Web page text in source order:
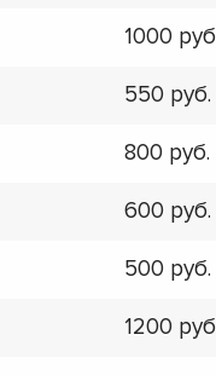
1000
550
800
600
500
1200